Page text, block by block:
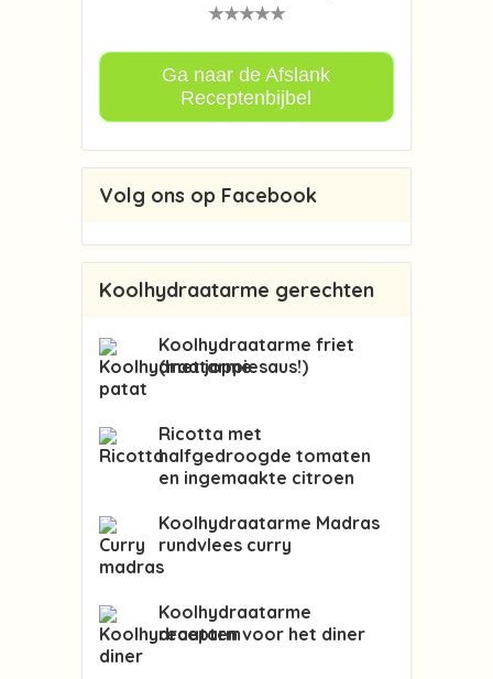
★★★★★
Ga naar de Afslank
Receptenbijbel
Volg ons op Facebook
Koolhydraatarme gerechten
Koolhydraatarme friet
(met joppiesaus!)
Ricotta met
halfgedroogde tomaten
en ingemaakte citroen
Koolhydraatarme Madras
rundvlees curry
Koolhydraatarme
recepten voor het diner